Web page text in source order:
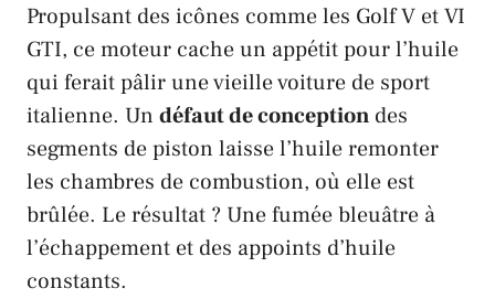
Propulsant des icônes comme les Golf V etVI
GTI, ce moteur cache un appétit pour l’huile
qui ferait pâlir une vieille voiture de sport
italienne. Un défaut de conception des
segments de piston laisse l’huile remonter
les chambres de combustion, où elle est
brûlée. Le résultat ? Une fumée bleuâtre à
l’échappement et des appoints d’huile
constants.